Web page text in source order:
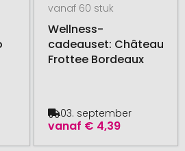
vanaf 60 stuk
Wellness-
cadeauset: Château
Frottee Bordeaux
vanaf € 4,39
03. september